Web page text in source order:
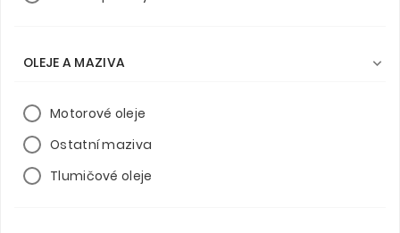
OLEJE A MAZIVA 
Motorové oleje
Ostatní maziva
Tlumičové oleje